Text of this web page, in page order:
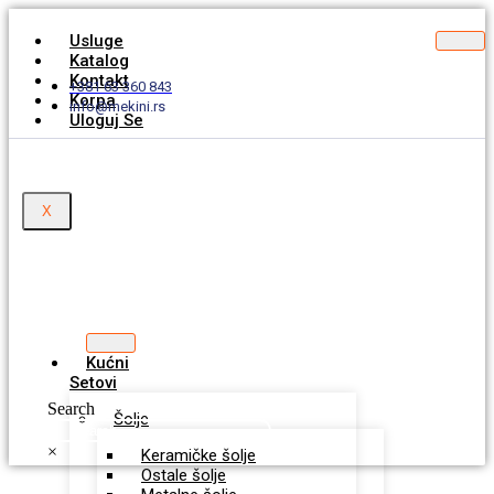
Usluge
Katalog
Kontakt
Korpa
Uloguj Se
X
+381 63 360 843
info@mekini.rs
Kućni
Setovi
Šolje
Keramičke šolje
Ostale šolje
Search
×